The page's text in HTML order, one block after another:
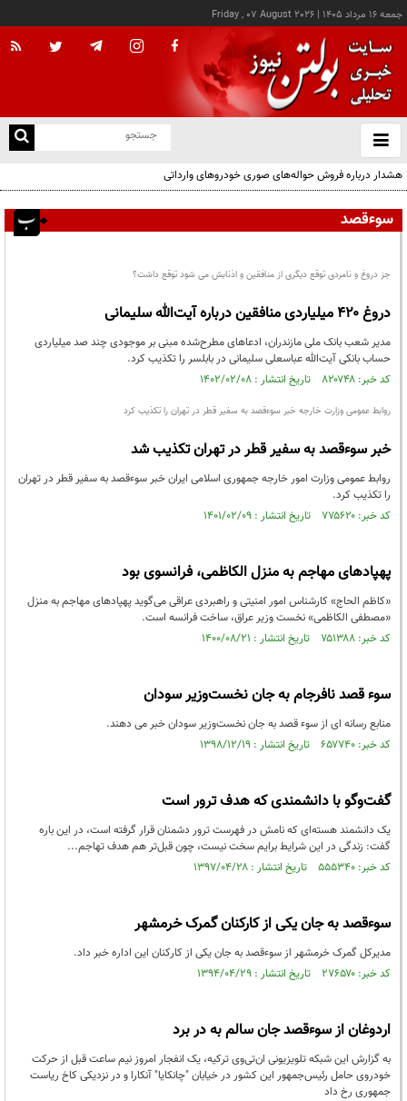
جمعه ۱۶ مرداد ۱۴۰۵ |
Friday , 07 August 2026
باز
و
هشدار درباره فروش حواله‌های صوری خودروهای وارداتی
سوءقصد
جز دروغ و نامردی توقع دیگری از منافقین و اذنابش می شود توقع داشت؟
دروغ ۴۲۰ میلیاردی منافقین درباره آیت‌الله سلیمانی
مدیر شعب بانک ملی مازندران، ادعاهای مطرح‌شده مبنی بر موجودی چند صد میلیاردی
حساب بانکی آیت‌الله عباسعلی سلیمانی در بابلسر را تکذیب کرد.
کد خبر: ۸۲۰۷۴۸ تاریخ انتشار : ۱۴۰۲/۰۲/۰۸
روابط عمومی وزارت خارجه خبر سوءقصد به سفیر قطر در تهران را تکذیب کرد
خبر سوءقصد به سفیر قطر در تهران تکذیب شد
روابط عمومی وزارت امور خارجه جمهوری اسلامی ایران خبر سوءقصد به سفیر قطر در تهران
را تکذیب کرد.
کد خبر: ۷۷۵۶۲۰ تاریخ انتشار : ۱۴۰۱/۰۲/۰۹
پهپادهای مهاجم به منزل الکاظمی، فرانسوی بود
«کاظم الحاج» کارشناس امور امنیتی و راهبردی عراقی می‌گوید پهپادهای مهاجم به منزل
«مصطفی الکاظمی» نخست وزیر عراق، ساخت فرانسه است.
کد خبر: ۷۵۱۳۸۸ تاریخ انتشار : ۱۴۰۰/۰۸/۲۱
سوء قصد نافرجام به جان نخست‌وزیر سودان
منابع رسانه ای از سوء قصد به جان نخست‌وزیر سودان خبر می دهند.
کد خبر: ۶۵۷۷۴۰ تاریخ انتشار : ۱۳۹۸/۱۲/۱۹
گفت‌وگو با دانشمندی که هدف ترور است
یک دانشمند هسته‌ای که نامش در فهرست ترور دشمنان قرار گرفته است،‌ در این باره
گفت: زندگی در این شرایط برایم سخت نیست، چون قبل‌تر هم هدف تهاجم...
کد خبر: ۵۵۵۳۴۰ تاریخ انتشار : ۱۳۹۷/۰۴/۲۸
سوءقصد به جان یکی از کارکنان گمرک خرمشهر
مدیرکل گمرک خرمشهر از سوءقصد به جان یکی از کارکنان این اداره خبر داد.
کد خبر: ۲۷۶۵۷۰ تاریخ انتشار : ۱۳۹۴/۰۴/۲۹
اردوغان از سوءقصد جان سالم به در برد
به گزارش این شبکه تلویزیونی ان‌تی‌وی ترکیه‌، یک انفجار امروز نیم ساعت قبل از حرکت
خودروی حامل رئیس‌جمهور این کشور در خیابان "چانکایا" آنکارا و در نزدیکی کاخ ریاست
جمهوری رخ داد